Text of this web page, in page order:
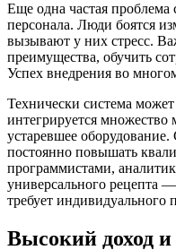
Еще одна частая проблема
персонала. Люди боятся
вызывают у них стресс.
преимущества, обучить
Успех внедрения во
Технически система
интегрируется
устаревшее
постоянно повышать
программистами,
универсального рецепта
требует индивидуального
Высокий доход